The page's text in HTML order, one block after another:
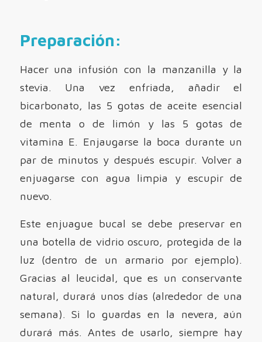
Preparación:
Hacer una infusión con la manzanilla y la
stevia. Una vez enfriada, añadir el
bicarbonato, las 5 gotas de aceite esencial
de menta o de limón y las 5 gotas de
vitamina E. Enjaugarse la boca durante un
par de minutos y después escupir. Volver a
enjuagarse con agua limpia y escupir de
nuevo.
Este enjuague bucal se debe preservar en
una botella de vidrio oscuro, protegida de la
luz (dentro de un armario por ejemplo).
Gracias al leucidal, que es un conservante
natural, durará unos días (alrededor de una
semana). Si lo guardas en la nevera, aún
durará más. Antes de usarlo, siempre hay